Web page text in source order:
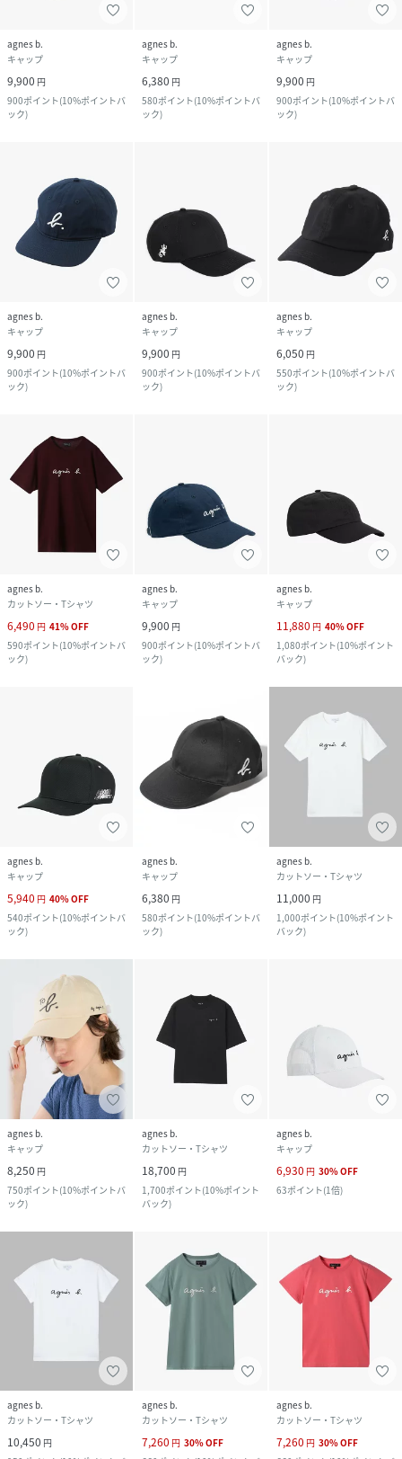
agnes b.
キャップ
9,900 円
900ポイント(10%ポイントバ
ック)
agnes b.
キャップ
6,380 円
580ポイント(10%ポイントバ
ック)
agnes b.
キャップ
9,900 円
900ポイント(10%ポイントバ
ック)
agnes b.
キャップ
9,900 円
900ポイント(10%ポイントバ
ック)
agnes b.
キャップ
9,900 円
900ポイント(10%ポイントバ
ック)
agnes b.
キャップ
6,050 円
550ポイント(10%ポイントバ
ック)
agnes b.
カットソー・Tシャツ
6,490 円 41%OFF
590ポイント(10%ポイントバ
ック)
agnes b.
キャップ
9,900 円
900ポイント(10%ポイントバ
ック)
agnes b.
キャップ
11,880 円 40%OFF
1,080ポイント(10%ポイント
バック)
agnes b.
キャップ
5,940 円 40%OFF
540ポイント(10%ポイントバ
ック)
agnes b.
キャップ
6,380 円
580ポイント(10%ポイントバ
ック)
agnes b.
カットソー・Tシャツ
11,000 円
1,000ポイント(10%ポイント
バック)
agnes b.
キャップ
8,250 円
750ポイント(10%ポイントバ
ック)
agnes b.
カットソー・Tシャツ
18,700 円
1,700ポイント(10%ポイント
バック)
agnes b.
キャップ
6,930 円 30%OFF
63ポイント(1倍)
agnes b.
カットソー・Tシャツ
10,450 円
agnes b.
カットソー・Tシャツ
7,260 円 30%OFF
agnes b.
カットソー・Tシャツ
7,260 円 30%OFF